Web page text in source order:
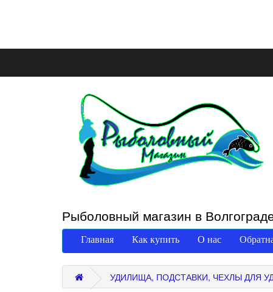
Рыболовный магазин в
Главная Как купить О нас
УДИЛИЩА, ПОДСТАВКИ, ЧЕХЛЫ ДЛЯ